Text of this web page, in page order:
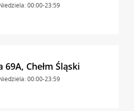
00:00-23:59
69A, Chełm Śląski
00:00-23:59